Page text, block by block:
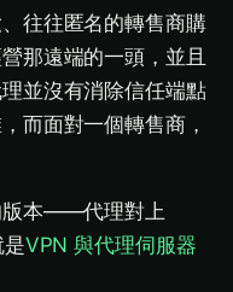
往往匿名的轉售商購
那遠端的一頭，並且
並沒有消除信任端點
而面對一個轉售商，
版本——代理對上
VPN 與代理伺服器